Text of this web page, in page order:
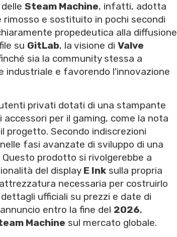
Steam Machine, infatti, adotta
e sostituito in pochi secondi
propedeutica alla diffusione
su GitLab, la visione di Valve
sia la community stessa a
industriale e favorendo l'innovazione
privati dotati di una stampante
per il gaming, come la nota
Secondo indiscrezioni
fasi avanzate di sviluppo di una
Questo prodotto si rivolgerebbe a
del display E Ink sulla propria
necessaria per costruirlo
ufficiali su prezzi e date di
entro la fine del 2026,
Machine sul mercato globale.